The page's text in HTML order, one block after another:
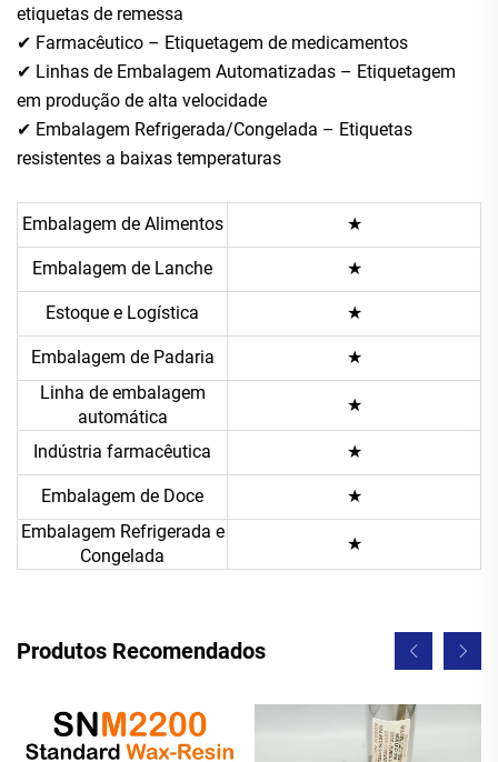
etiquetas de remessa
✔ Farmacêutico – Etiquetagem de medicamentos
✔ Linhas de Embalagem Automatizadas – Etiquetagem
em produção de alta velocidade
✔ Embalagem Refrigerada/Congelada – Etiquetas
resistentes a baixas temperaturas
Embalagem de Alimentos ★
Embalagem de Lanche ★
Estoque e Logística ★
Embalagem de Padaria
★
Linha de embalagem
automática
★
Indústria farmacêutica ★
Embalagem de Doce
★
Embalagem Refrigerada e
Congelada
★
Produtos Recomendados